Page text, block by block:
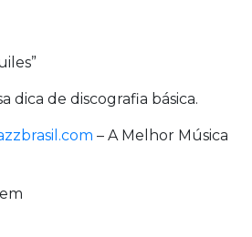
dica de discografia básica.
– A Melhor Música